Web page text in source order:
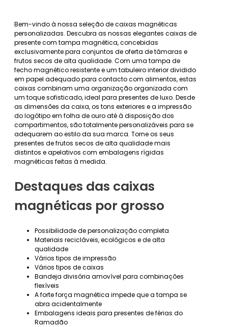
Bem-vindo à nossa seleção de caixas magnéticas
personalizadas. Descubra as nossas elegantes caixas de
presente com tampa magnética, concebidas
exclusivamente para conjuntos de oferta de tâmaras e
frutos secos de alta qualidade. Com uma tampa de
fecho magnético resistente e um tabuleiro interior dividido
em papel adequado para contacto com alimentos, estas
caixas combinam uma organização organizada com
um toque sofisticado, ideal para presentes de luxo. Desde
as dimensões da caixa, os tons exteriores e a impressão
do logótipo em folha de ouro até à disposição dos
compartimentos, são totalmente personalizáveis para se
adequarem ao estilo da sua marca. Torne os seus
presentes de frutos secos de alta qualidade mais
distintos e apelativos com embalagens rígidas
magnéticas feitas à medida.
Destaques das caixas
magnéticas por grosso
Possibilidade de personalização completa
Materiais recicláveis, ecológicos e de alta
qualidade
Vários tipos de impressão
Vários tipos de caixas
Bandeja divisória amovível para combinações
flexíveis
A forte força magnética impede que a tampa se
abra acidentalmente
Embalagens ideais para presentes de férias do
Ramadão